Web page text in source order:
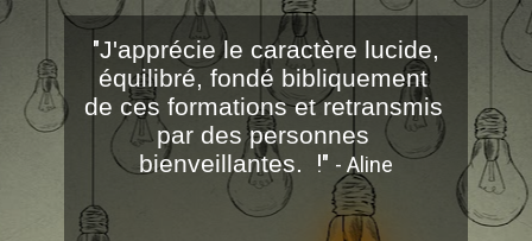
"J'apprécie le caractère lucide,
équilibré, fondé bibliquement
de ces formations et retransmis
par des personnes
bienveillantes.
!" - Aline